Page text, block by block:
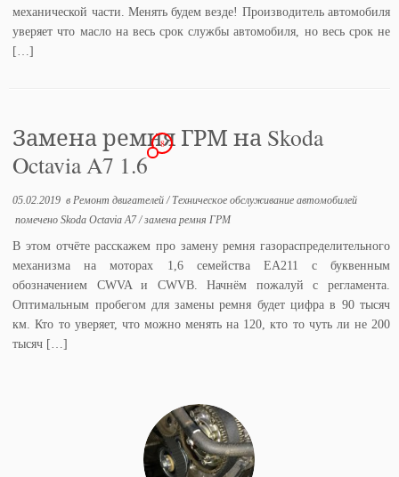
механической части. Менять будем везде! Производитель автомобиля
уверяет что масло на весь срок службы автомобиля, но весь срок не
[…]
Замена ремня ГРМ на Skoda
Octavia A7 1.6
8
05.02.2019 в Ремонт двигателей/ Техническое обслуживание автомобилей
помеченоSkoda Octavia A7/замена ремня ГРМ
В этом отчёте расскажем про замену ремня газораспределительного
механизма на моторах 1,6 семейства EA211 c буквенным
обозначением СWVA и CWVB. Начнём пожалуй с регламента.
Оптимальным пробегом для замены ремня будет цифра в 90 тысяч
км. Кто то уверяет, что можно менять на 120, кто то чуть ли не 200
тысяч […]